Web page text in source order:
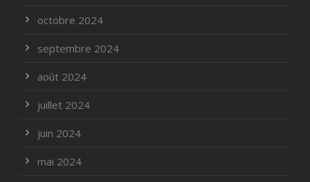
octobre 2024
septembre 2024
août 2024
juillet 2024
juin 2024
mai 2024